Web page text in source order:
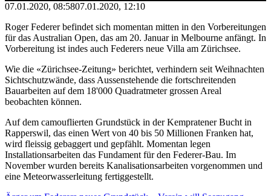
07.01.2020, 08:5807.01.2020, 12:10
Roger Federer befindet sich momentan mitten in den Vorbereitungen
für das Australian Open, das am 20. Januar in Melbourne anfängt. In
Vorbereitung ist indes auch Federers neue Villa am Zürichsee.
Wie die «Zürichsee-Zeitung» berichtet, verhindern seit Weihnachten
Sichtschutzwände, dass Aussenstehende die fortschreitenden
Bauarbeiten auf dem 18'000 Quadratmeter grossen Areal
beobachten können.
Auf dem camouflierten Grundstück in der Kempratener Bucht in
Rapperswil, das einen Wert von 40 bis 50 Millionen Franken hat,
wird fleissig gebaggert und gepfählt. Momentan legen
Installationsarbeiten das Fundament für den Federer-Bau. Im
November wurden bereits Kanalisationsarbeiten vorgenommen und
eine Meteorwasserleitung fertiggestellt.